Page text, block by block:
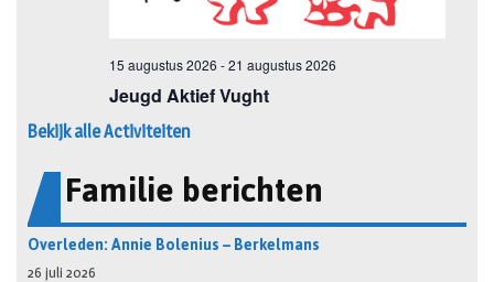
Bekijk alle Activiteiten
Familie berichten
Overleden: Annie Bolenius – Berkelmans
26 juli 2026